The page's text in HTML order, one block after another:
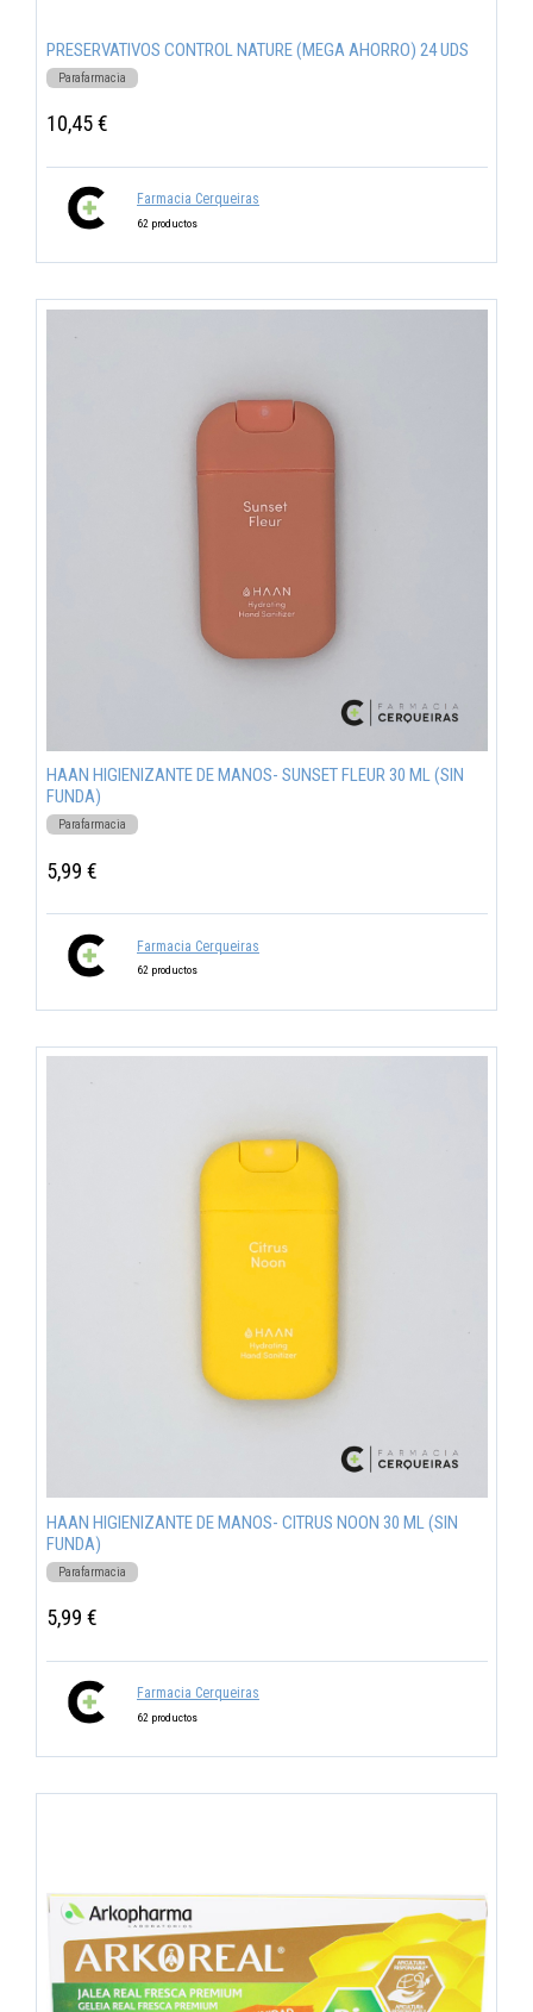
PRESERVATIVOS CONTROL NATURE (MEGA AHORRO) 24 UDS
Parafarmacia
10,45 €
Farmacia Cerqueiras
62 productos
HAAN HIGIENIZANTE DE MANOS- SUNSET FLEUR 30 ML (SIN
FUNDA)
Parafarmacia
5,99 €
Farmacia Cerqueiras
62 productos
HAAN HIGIENIZANTE DE MANOS- CITRUS NOON 30 ML (SIN
FUNDA)
Parafarmacia
5,99 €
Farmacia Cerqueiras
62 productos